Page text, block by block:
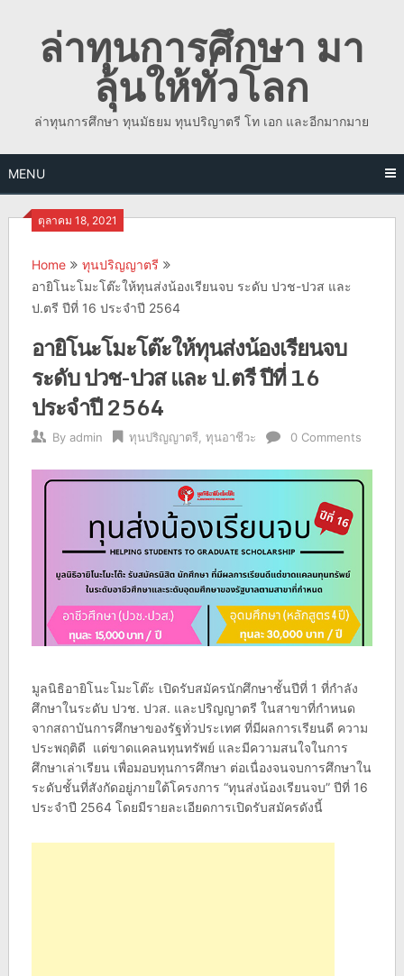
contentล่าทุนการศึกษา มา
ลุ้นให้ทั่วโลก
ล่าทุนการศึกษา ทุนมัธยม ทุนปริญาตรี โท เอก และอีกมากมาย
MENU
ตุลาคม 18, 2021
Home
ทุนปริญญาตรี
อายิโนะโมะโต๊ะให้ทุนส่งน้องเรียนจบ ระดับ ปวช-ปวส และ
ป.ตรี ปีที่ 16 ประจำปี 2564
อายิโนะโมะโต๊ะให้ทุนส่งน้องเรียนจบ
ระดับ ปวช-ปวส และ ป.ตรี ปีที่ 16
ประจำปี 2564
By admin ทุนปริญญาตรี, ทุนอาชีวะ 0 Comments
มูลนิธิอายิโนะโมะโต๊ะ เปิดรับสมัครนักศึกษาชั้นปีที่ 1 ที่กำลัง
ศึกษาในระดับ ปวช. ปวส. และปริญญาตรี ในสาขาที่กำหนด
จากสถาบันการศึกษาของรัฐทั่วประเทศ ที่มีผลการเรียนดี ความ
ประพฤติดี แต่ขาดแคลนทุนทรัพย์ และมีความสนใจในการ
ศึกษาเล่าเรียน เพื่อมอบทุนการศึกษา ต่อเนื่องจนจบการศึกษาใน
ระดับชั้นที่สังกัดอยู่ภายใต้โครงการ “ทุนส่งน้องเรียนจบ” ปีที่ 16
ประจำปี 2564 โดยมีรายละเอียดการเปิดรับสมัครดังนี้